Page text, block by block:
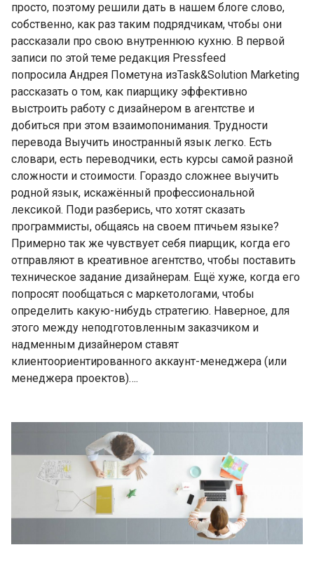
просто, поэтому решили дать в нашем блоге слово,
собственно, как раз таким подрядчикам, чтобы они
рассказали про свою внутреннюю кухню. В первой
записи по этой теме редакция Pressfeed
попросила Андрея Пометуна изTask&Solution Marketing
рассказать о том, как пиарщику эффективно
выстроить работу с дизайнером в агентстве и
добиться при этом взаимопонимания. Трудности
перевода Выучить иностранный язык легко. Есть
словари, есть переводчики, есть курсы самой разной
сложности и стоимости. Гораздо сложнее выучить
родной язык, искажённый профессиональной
лексикой. Поди разберись, что хотят сказать
программисты, общаясь на своем птичьем языке?
Примерно так же чувствует себя пиарщик, когда его
отправляют в креативное агентство, чтобы поставить
техническое задание дизайнерам. Ещё хуже, когда его
попросят пообщаться с маркетологами, чтобы
определить какую-нибудь стратегию. Наверное, для
этого между неподготовленным заказчиком и
надменным дизайнером ставят
клиентоориентированного аккаунт-менеджера (или
менеджера проектов)….